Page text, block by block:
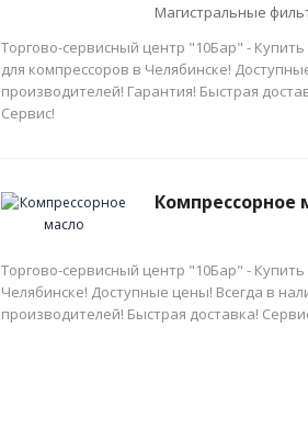
Магистральные
Торгово-сервисный центр "10Бар" -
для компрессоров в Челябинске!
производителей! Гарантия! Быстрая
Сервис!
Компрессорное
Торгово-сервисный центр "10Бар" -
Челябинске! Доступные цены! Всегда в
производителей! Быстрая доставка!